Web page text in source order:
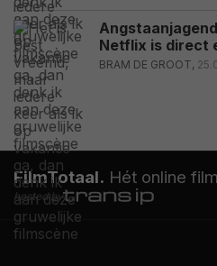
Netflix is direct
BRAM DE GROOT,
FilmTotaal. Hét online
hosted by